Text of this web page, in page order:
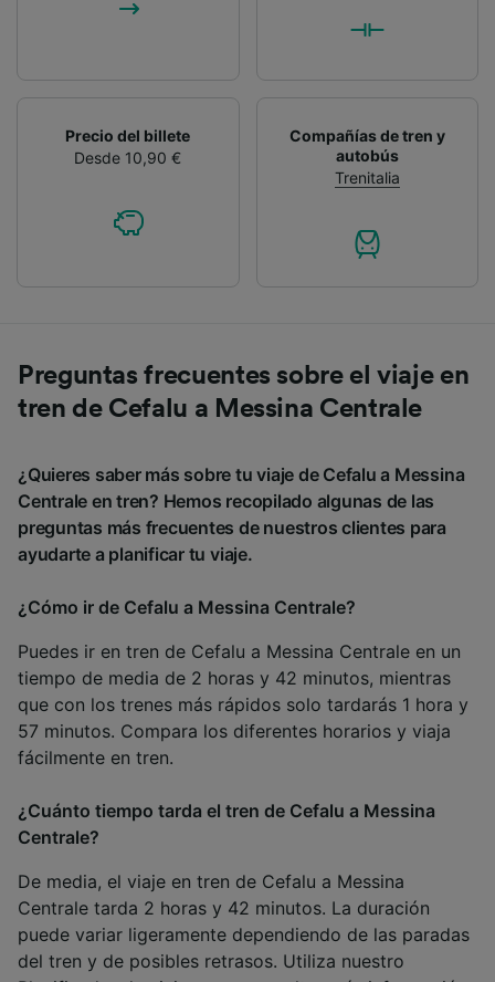
Precio del billete
Desde 10,90 €
Compañías de tren y
autobús
Trenitalia
Preguntas frecuentes sobre el viaje en
tren de Cefalu a Messina Centrale
¿Quieres saber más sobre tu viaje de Cefalu a Messina
Centrale en tren? Hemos recopilado algunas de las
preguntas más frecuentes de nuestros clientes para
ayudarte a planificar tu viaje.
¿Cómo ir de Cefalu a Messina Centrale?
Puedes ir en tren de Cefalu a Messina Centrale en un
tiempo de media de 2 horas y 42 minutos, mientras
que con los trenes más rápidos solo tardarás 1 hora y
57 minutos. Compara los diferentes horarios y viaja
fácilmente en tren.
¿Cuánto tiempo tarda el tren de Cefalu a Messina
Centrale?
De media, el viaje en tren de Cefalu a Messina
Centrale tarda 2 horas y 42 minutos. La duración
puede variar ligeramente dependiendo de las paradas
del tren y de posibles retrasos. Utiliza nuestro